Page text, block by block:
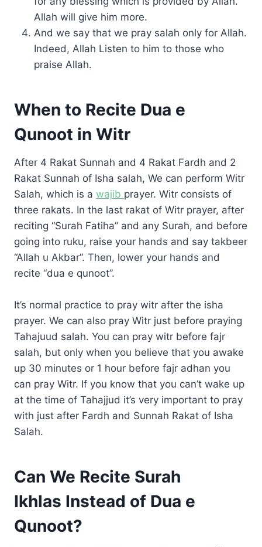
Allah will give him more.
And we say that we pray salah only for Allah.
Indeed, Allah Listen to him to those who
praise Allah.
When to Recite Dua e
Qunoot in Witr
After 4 Rakat Sunnah and 4 Rakat Fardh and 2
Rakat Sunnah of Isha salah, We can perform Witr
Salah, which is a wajib prayer. Witr consists of
three rakats. In the last rakat of Witr prayer, after
reciting “Surah Fatiha” and any Surah, and before
going into ruku, raise your hands and say takbeer
“Allah u Akbar”. Then, lower your hands and
recite “dua e qunoot”.
It’s normal practice to pray witr after the isha
prayer. We can also pray Witr just before praying
Tahajuud salah. You can pray witr before fajr
salah, but only when you believe that you awake
up 30 minutes or 1 hour before fajr adhan you
can pray Witr. If you know that you can’t wake up
at the time of Tahajjud it’s very important to pray
with just after Fardh and Sunnah Rakat of Isha
Salah.
Can We Recite Surah
Ikhlas Instead of Dua e
Qunoot?